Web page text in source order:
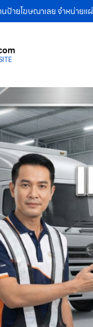
นป้ายโฆษณาเลย จำหน่าย